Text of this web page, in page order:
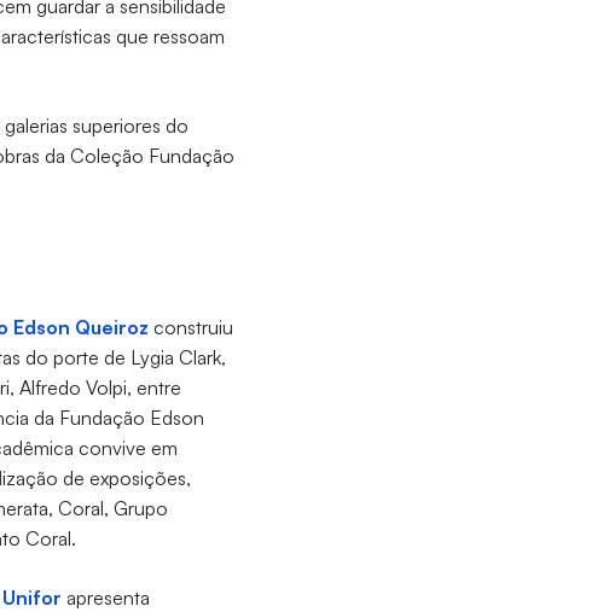
guardar a sensibilidade
que ressoam
superiores do
da Coleção Fundação
Edson Queiroz construiu
do porte de Lygia Clark,
Alfredo Volpi, entre
da Fundação Edson
convive em
de exposições,
Coral, Grupo
Coral.
Unifor apresenta